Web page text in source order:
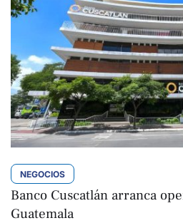
NEGOCIOS
Banco Cuscatlán arranca
Guatemala